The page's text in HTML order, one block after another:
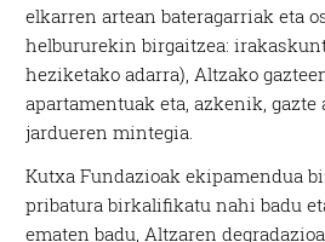
elkarren artean bateragarriak eta
helbururekin birgaitzea:
heziketako adarra), Altzako
apartamentuak eta, azkenik, gazte
jardueren mintegia.
Kutxa Fundazioak ekipamendua
pribatura birkalifikatu nahi badu
ematen badu, Altzaren